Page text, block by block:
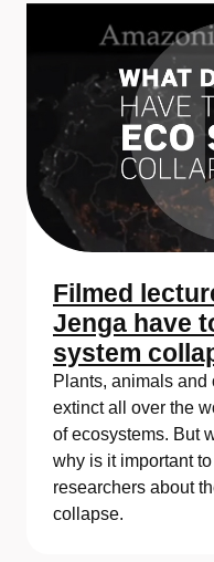
Filmed
Jenga have
system
Plants, animals and
extinct all over the
of ecosystems. But
why is it important
researchers about
collapse.